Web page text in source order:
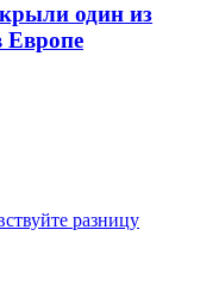
один из
Европе
разницу